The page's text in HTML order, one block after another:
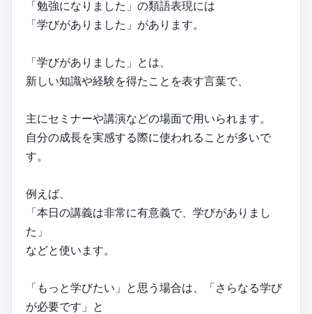
「勉強になりました」の類語表現には
「学びがありました」があります。
「学びがありました」とは、
新しい知識や経験を得たことを表す言葉で、
主にセミナーや講演などの場面で用いられます。
自分の成長を実感する際に使われることが多いで
す。
例えば、
「本日の講義は非常に有意義で、学びがありまし
た」
などと使います。
「もっと学びたい」と思う場合は、「さらなる学び
が必要です」と